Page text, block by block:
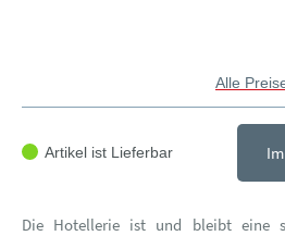
Alle
Artikel ist Lieferbar
Die Hotellerie ist und bleibt eine